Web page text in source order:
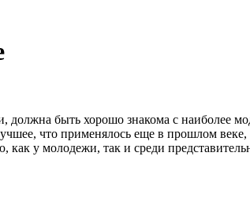
быть хорошо знакома с наиболее
что применялось еще в прошлом
у молодежи, так и среди